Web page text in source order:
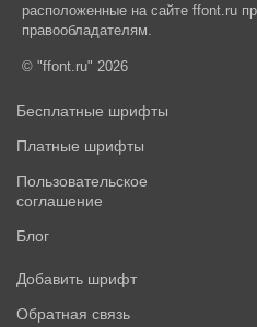
расположенные на сайте ffont.ru
правообладателям.
© "ffont.ru" 2026
Бесплатные шрифты
Платные шрифты
Пользовательское
соглашение
Блог
Добавить шрифт
Обратная связь